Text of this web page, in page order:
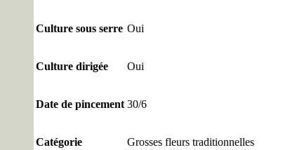
Culture sous serre Oui
Culture dirigée Oui
Date de pincement 30/6
Catégorie Grosses fleurs traditionnelles